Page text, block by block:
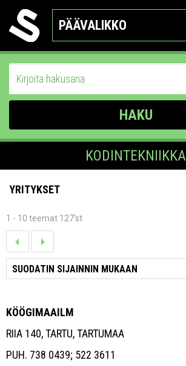
PÄÄVALIKKO
HAKU
KODINTEKNIIKKA
YRITYKSET
1 - 10 teemat 127'st
KÖÖGIMAAILM
RIIA 140, TARTU, TARTUMAA
PUH. 738 0439; 522 3611